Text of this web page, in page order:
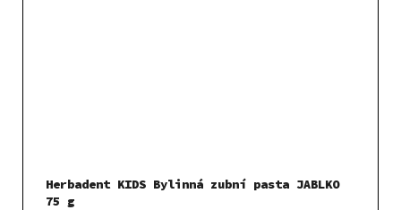
Herbadent KIDS Bylinná zubní pasta JABLKO
75 g